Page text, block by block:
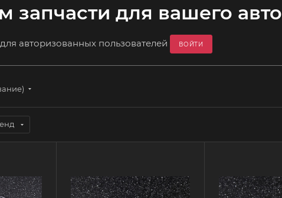
запчасти для вашего авто
авторизованных пользователей
ВОЙТИ